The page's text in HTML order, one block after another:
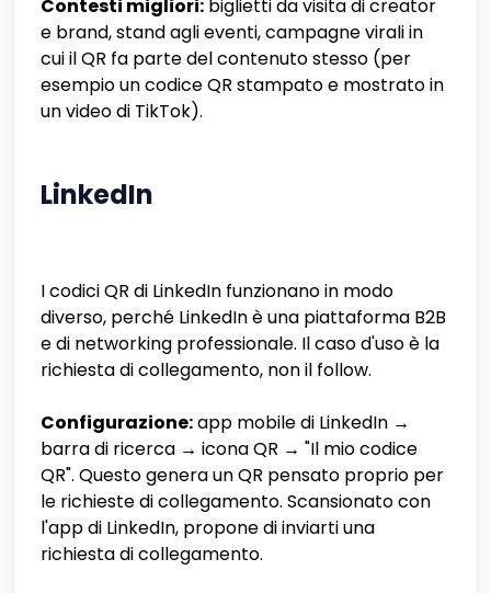
Contesti migliori: biglietti da visita di creator
e brand, stand agli eventi, campagne virali in
cui il QR fa parte del contenuto stesso (per
esempio un codice QR stampato e mostrato in
un video di TikTok).
LinkedIn
I codici QR di LinkedIn funzionano in modo
diverso, perché LinkedIn è una piattaforma B2B
e di networking professionale. Il caso d'uso è la
richiesta di collegamento, non il follow.
Configurazione:app mobile di LinkedIn →
barra di ricerca → icona QR → "Il mio codice
QR". Questo genera un QR pensato proprio per
le richieste di collegamento. Scansionato con
l'app di LinkedIn, propone di inviarti una
richiesta di collegamento.